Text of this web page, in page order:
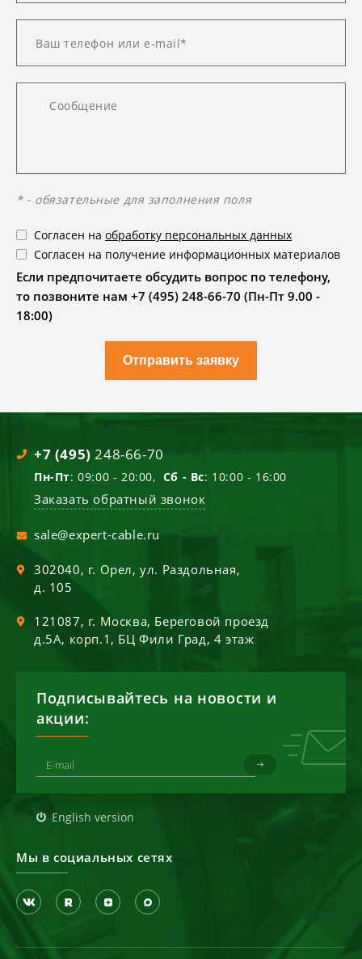
* - обязательные для заполнения поля
Согласен на обработку персональных данных
Согласен на получение информационных материалов
Если предпочитаете обсудить вопрос по телефону,
то позвоните нам +7 (495) 248-66-70 (Пн-Пт 9.00 -
18:00)
Отправить заявку
+7 (495) 248-66-70
Пн-Пт: 09:00 - 20:00, Сб - Вс: 10:00 - 16:00
Заказать обратный звонок
sale@expert-cable.ru
302040, г. Орел,ул. Раздольная,
д. 105
121087, г. Москва, Береговой проезд
д.5А, корп.1, БЦ Фили Град, 4 этаж
Подписывайтесь на новости и
акции:
English version
Мы в социальных сетях